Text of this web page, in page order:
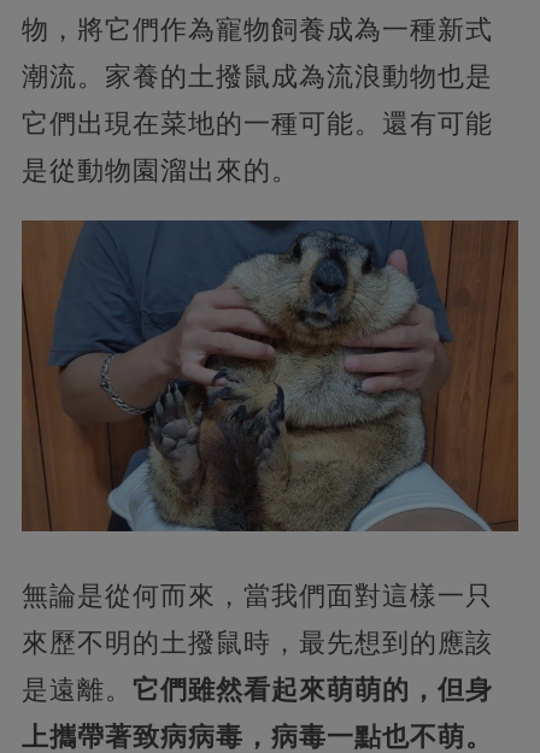
物，將它們作為寵物飼養成為一種新式
潮流。家養的土撥鼠成為流浪動物也是
它們出現在菜地的一種可能。還有可能
是從動物園溜出來的。
無論是從何而來，當我們面對這樣一只
來歷不明的土撥鼠時，最先想到的應該
是遠離。 它們雖然看起來萌萌的，但身
上攜帶著致病病毒，病毒一點也不萌。